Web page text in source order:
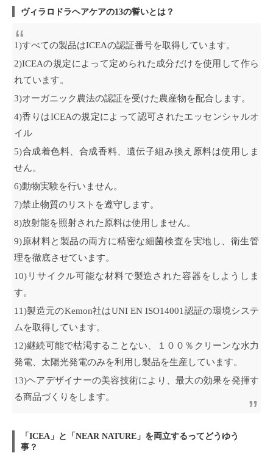
ヴィラロドラヘアケアの13の誓いとは？
1)すべての製品はICEAの認証番号を取得しています。
2)ICEAの規定によって定められた成分だけを使用して作ら
れています。
3)オーガニック農法の認証を受けた農産物を配合します。
4)香りはICEAの規定によって認可されたエッセンシャルオ
イル
5)合成着色料、合成香料、遺伝子組み換え原料は使用しま
せん。
6)動物実験を行いません。
7)禁止物質のリストを遵守します。
8)放射能を照射された原料は使用しません。
9)原材料と製品の両方に精密な細菌検査を実地し、衛生管
理を徹底させています。
10)リサイクル可能な材料で製造された容器をしようしま
す。
11)製造元のKemon社はUNI EN ISO14001認証の環境システ
ムを取得しています。
12)継続可能で枯渇することない、１００％クリーンな水力
発電、太陽光発電のみを利用し製品を生産しています。
13)ヘアデザイナーの美容技術により、最大の効果を発揮す
る商品づくりをします。
「ICEA」と「NEAR NATURE」を両立するってどうゆう
事？